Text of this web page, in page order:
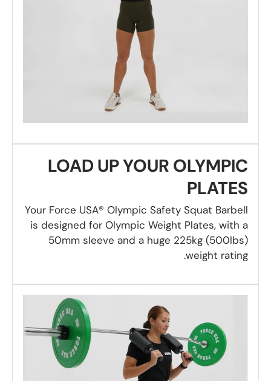
LOAD UP YOUR OLYMPIC
PLATES
Your Force USA® Olympic Safety Squat Barbell
is designed for Olympic Weight Plates, with a
50mm sleeve and a huge 225kg (500lbs)
weight rating.